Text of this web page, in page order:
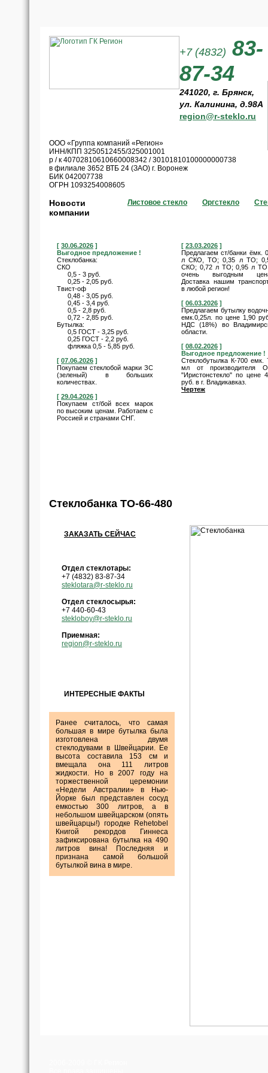
+7 (4832) 83-
87-34
241020, г. Брянск,
ул. Калинина, д.98А
region@r-steklo.ru
ООО «Группа компаний «Регион»
ИНН/КПП 3250512455/325001001
р / к 40702810610660008342 / 30101810100000000738
в филиале 3652 ВТБ 24 (ЗАО) г. Воронеж
БИК 042007738
ОГРН 1093254008605
Листовое стекло Оргстекло
Новости
компании
[ 30.06.2026 ]
Выгодное предложение !
Стеклобанка:
СКО
0,5 - 3 руб.
0,25 - 2,05 руб.
Твист-оф
0,48 - 3,05 руб.
0,45 - 3,4 руб.
0,5 - 2,8 руб.
0,72 - 2,85 руб.
Бутылка:
0,5 ГОСТ - 3,25 руб.
0,25 ГОСТ - 2,2 руб.
фляжка 0,5 - 5,85 руб.
[ 07.06.2026 ]
Покупаем стеклобой марки ЗС
(зеленый) в больших
количествах.
[ 29.04.2026 ]
Покупаем ст/бой всех марок
по высоким ценам. Работаем с
Россией и странами СНГ.
[ 23.03.2026 ]
Предлагаем ст/банки ёмк.
л СКО, ТО; 0,35 л ТО;
СКО; 0,72 л ТО; 0,95 л ТО
очень выгодным
Доставка нашим
в любой регион!
[ 06.03.2026 ]
Предлагаем бутылку
емк.0,25л. по цене 1,90
НДС (18%) во
области.
[ 08.02.2026 ]
Выгодное предложение !
Стеклобутылка К-700 емк.
мл от производителя
"Иристонстекло" по цене
руб. в г. Владикавказ.
Чертеж
Cтеклобанка ТО-66-480
ЗАКАЗАТЬ СЕЙЧАС
Отдел стеклотары:
+7 (4832) 83-87-34
steklotara@r-steklo.ru
Отдел стеклосырья:
+7 440-60-43
stekloboy@r-steklo.ru
Приемная:
region@r-steklo.ru
ИНТЕРЕСНЫЕ ФАКТЫ
Ранее считалось, что самая
большая в мире бутылка была
изготовлена двумя
стеклодувами в Швейцарии. Ее
высота составила 153 см и
вмещала она 111 литров
жидкости. Но в 2007 году на
торжественной церемонии
«Недели Австралии» в Нью-
Йорке был представлен сосуд
емкостью 300 литров, а в
небольшом швейцарском (опять
швейцарцы!) городке Rehetobel
Книгой рекордов Гиннеса
зафиксирована бутылка на 490
литров вина! Последняя и
признана самой большой
бутылкой вина в мире.